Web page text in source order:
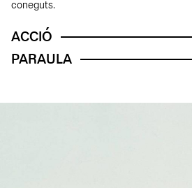
coneguts.
ACCIÓ
PARAULA